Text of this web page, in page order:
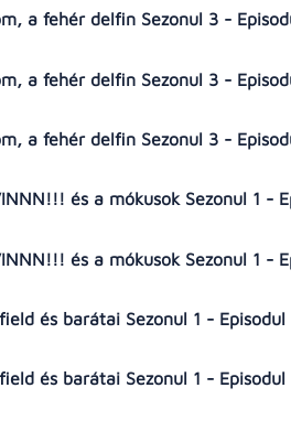
a fehér delfin Sezonul 3 -
a fehér delfin Sezonul 3 -
a fehér delfin Sezonul 3 -
és a mókusok Sezonul 1 -
és a mókusok Sezonul 1 -
és barátai Sezonul 1 -
és barátai Sezonul 1 -